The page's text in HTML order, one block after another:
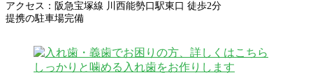
アクセス：阪急宝塚線 川西能勢口駅東口 徒歩2分
提携の駐車場完備